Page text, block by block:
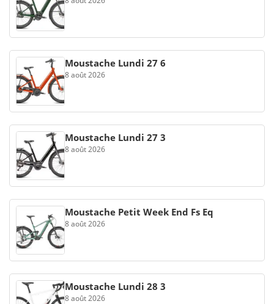
Moustache Lundi 27 6
8 août 2026
Moustache Lundi 27 3
8 août 2026
Moustache Petit Week End Fs Eq
8 août 2026
Moustache Lundi 28 3
8 août 2026